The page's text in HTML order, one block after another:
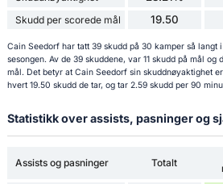
Skudd per scorede mål 19.50
Cain Seedorf har tatt 39 skudd på 30 kamper så langt
sesongen. Av de 39 skuddene, var 11 skudd på mål
mål. Det betyr at Cain Seedorf sin skuddnøyaktighet
hvert 19.50 skudd de tar, og tar 2.59 skudd per 90
Statistikk over assists, pasninger og
Assists og pasninger Totalt